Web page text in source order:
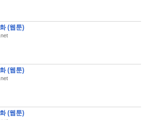
(웹툰)
(웹툰)
(웹툰)